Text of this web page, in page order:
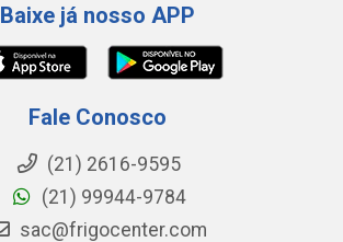
Baixe já nosso APP
Fale Conosco
(21) 2616-9595
(21) 99944-9784
sac@frigocenter.com